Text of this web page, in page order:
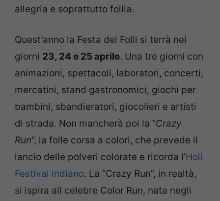
allegria e soprattutto follia.
Quest’anno la Festa dei Folli si terrà nei
giorni 23, 24 e 25 aprile. Una tre giorni con
animazioni, spettacoli, laboratori, concerti,
mercatini, stand gastronomici, giochi per
bambini, sbandieratori, giocolieri e artisti
di strada. Non mancherà poi la “Crazy
Run“, la folle corsa a colori, che prevede il
lancio delle polveri colorate e ricorda l’Holi
Festival indiano. La “Crazy Run”, in realtà,
si ispira all celebre Color Run, nata negli